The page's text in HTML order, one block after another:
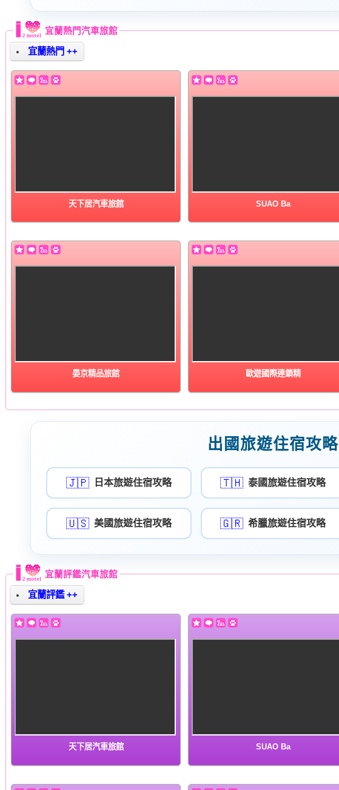
宜蘭熱門汽車旅館
宜蘭熱門 ++
天下居汽車旅館 SUAO Ba
晏京精品旅館 歐遊國際連鎖精
出國旅遊住宿攻略
🇯🇵 日本旅遊住宿攻略 🇹🇭 泰國旅遊住宿攻略
🇺🇸 美國旅遊住宿攻略 🇬🇷 希臘旅遊住宿攻略
宜蘭評鑑汽車旅館
宜蘭評鑑 ++
天下居汽車旅館 SUAO Ba